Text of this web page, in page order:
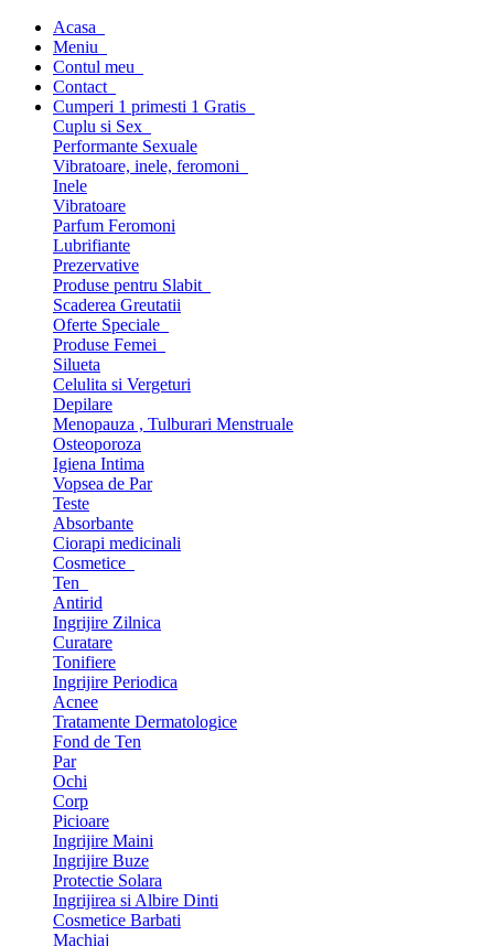
Acasa
Meniu
Contul meu
Contact
Cumperi 1 primesti 1 Gratis
Cuplu si Sex
Performante Sexuale
Vibratoare, inele, feromoni
Inele
Vibratoare
Parfum Feromoni
Lubrifiante
Prezervative
Produse pentru Slabit
Scaderea Greutatii
Oferte Speciale
Produse Femei
Silueta
Celulita si Vergeturi
Depilare
Menopauza , Tulburari Menstruale
Osteoporoza
Igiena Intima
Vopsea de Par
Teste
Absorbante
Ciorapi medicinali
Cosmetice
Ten
Antirid
Ingrijire Zilnica
Curatare
Tonifiere
Ingrijire Periodica
Acnee
Tratamente Dermatologice
Fond de Ten
Par
Ochi
Corp
Picioare
Ingrijire Maini
Ingrijire Buze
Protectie Solara
Ingrijirea si Albire Dinti
Cosmetice Barbati
Machiaj